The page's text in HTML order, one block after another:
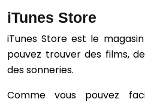
iTunes Store
iTunes Store est le
pouvez trouver des films,
des sonneries.
Comme vous pouvez